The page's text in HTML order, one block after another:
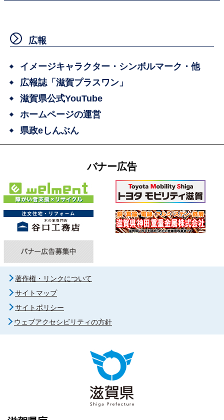
広報
イメージキャラクター・シンボルマーク・他
広報誌「滋賀プラスワン」
滋賀県公式YouTube
ホームページの運営
県政eしんぶん
バナー広告
著作権・リンクについて
サイトマップ
サイトポリシー
ウェブアクセシビリティの方針